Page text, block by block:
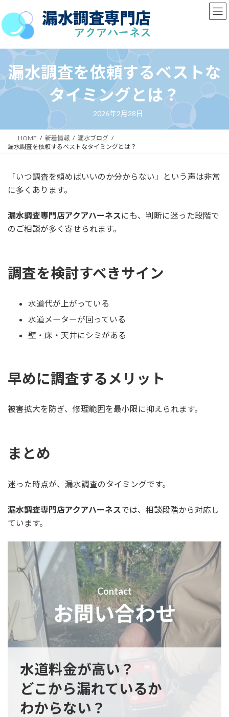
ン
テ
ツ
ス
キ
ビ
ゲ
シ
ン
に
漏水調査を依頼するベストな
タイミングとは？
2026年2月28日
HOME 新着情報
漏水ブログ
漏水調査を依頼するベストなタイミングとは？
「いつ調査を頼めばいいのか分からない」という声は非常
に多くあります。
漏水調査専門店アクアハーネス にも、判断に迷った段階で
のご相談が多く寄せられます。
調査を検討すべきサイン
水道代が上がっている
水道メーターが回っている
壁・床・天井にシミがある
早めに調査するメリット
被害拡大を防ぎ、修理範囲を最小限に抑えられます。
まとめ
迷った時点が、漏水調査のタイミングです。
漏水調査専門店アクアハーネス では、相談段階から対応し
ています。
Contact
お問い合わせ
水道料金が高い？
どこから漏れているか
わからない？